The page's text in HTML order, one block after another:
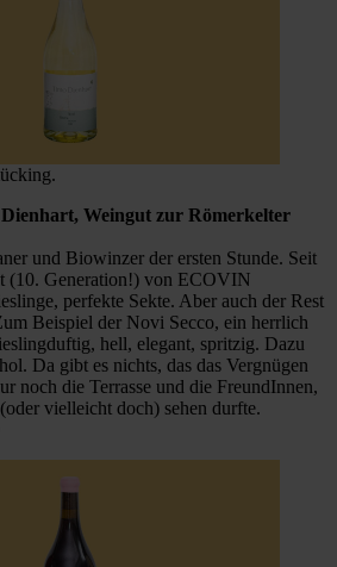
Dienhart, Weingut zur Römerkelter
und Biowinzer der ersten Stunde. Seit
(10. Generation!) von ECOVIN
perfekte Sekte. Aber auch der Rest
Beispiel der Novi Secco, ein herrlich
hell, elegant, spritzig. Dazu
Da gibt es nichts, das das Vergnügen
noch die Terrasse und die FreundInnen,
vielleicht doch) sehen durfte.